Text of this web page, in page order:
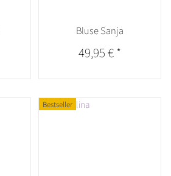
Bluse Sanja
49,95 €*
Bestseller